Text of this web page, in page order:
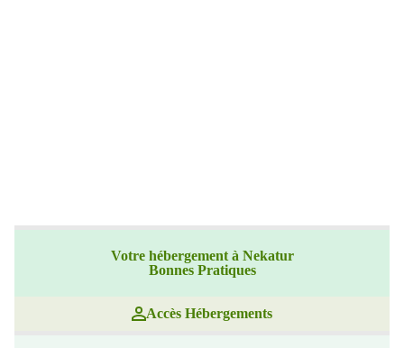
Votre hébergement à Nekatur
Bonnes Pratiques
Accès Hébergements